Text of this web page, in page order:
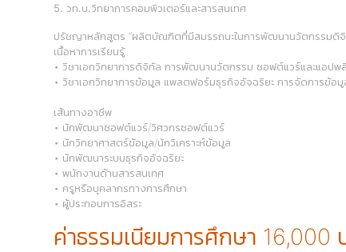
5. วท.บ.วิทยาการคอมพิวเตอร์และสารสนเทศ
ปรัชญาหลักสูตร “ผลิตบัณฑิตที่มีสมรรถนะในการพัฒนานวัตกรรมดิจิ
เนื้อหาการเรียนรู้
• วิชาเอกวิทยาการดิจิทัล การพัฒนานวัตกรรม ซอฟต์แวร์และแอ
• วิชาเอกวิทยาการข้อมูล แพลตฟอร์มธุรกิจอัจฉริยะ การจัดการข้
เส้นทางอาชีพ
• นักพัฒนาซอฟต์แวร์/วิศวกรซอฟต์แวร์
• นักวิทยาศาสตร์ข้อมูล/นักวิเคราะห์ข้อมูล
• นักพัฒนาระบบธุรกิจอัจฉริยะ
• พนักงานด้านสารสนเทศ
• ครูหรือบุคลากรทางการศึกษา
• ผู้ประกอบการอิสระ
ค่าธรรมเนียมการศึกษา 16,000